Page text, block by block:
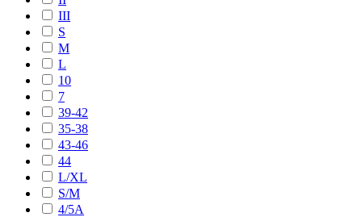
III
S
M
L
10
7
39-42
35-38
43-46
44
L/XL
S/M
4/5A